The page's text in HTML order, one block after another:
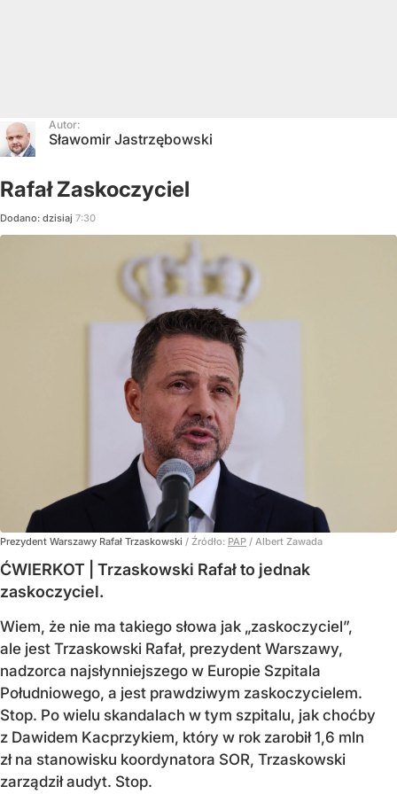
Autor:
Sławomir Jastrzębowski
Rafał Zaskoczyciel
Dodano: dzisiaj 7:30
Prezydent Warszawy Rafał Trzaskowski / Źródło: PAP / Albert Zawada
ĆWIERKOT | Trzaskowski Rafał to jednak
zaskoczyciel.
Wiem, że nie ma takiego słowa jak „zaskoczyciel”,
ale jest Trzaskowski Rafał, prezydent Warszawy,
nadzorca najsłynniejszego w Europie Szpitala
Południowego, a jest prawdziwym zaskoczycielem.
Stop. Po wielu skandalach w tym szpitalu, jak choćby
z Dawidem Kacprzykiem, który w rok zarobił 1,6 mln
zł na stanowisku koordynatora SOR, Trzaskowski
zarządził audyt. Stop.